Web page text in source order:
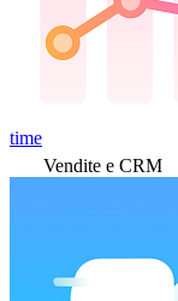
time
Vendite e CRM